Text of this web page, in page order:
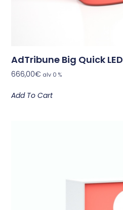
AdTribune Big Quick LED
666,00€ alv 0 %
Add To Cart